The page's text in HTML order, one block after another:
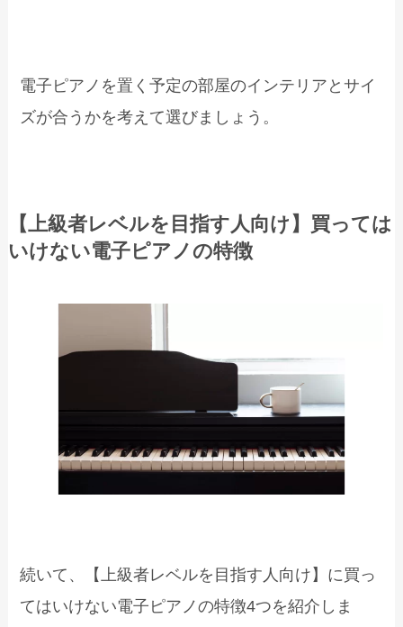
電子ピアノを置く予定の部屋のインテリアとサイ
ズが合うかを考えて選びましょう。
【上級者レベルを目指す人向け】買っては
いけない電子ピアノの特徴
続いて、【上級者レベルを目指す人向け】に買っ
てはいけない電子ピアノの特徴4つを紹介しま